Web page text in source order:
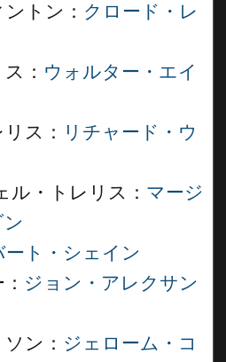
トン： クロード・レ
： ウォルター・エイ
ス： リチャード・ウ
ル・トレリス： マージ
ート・シェイン
ジョン・アレクサン
ン： ジェローム・コ